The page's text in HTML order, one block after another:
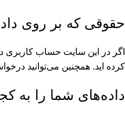
حقوقی که بر روی
اگر در این سایت حساب کاربری
کرده اید. همچنین می‌توانید
داده‌های شما را به